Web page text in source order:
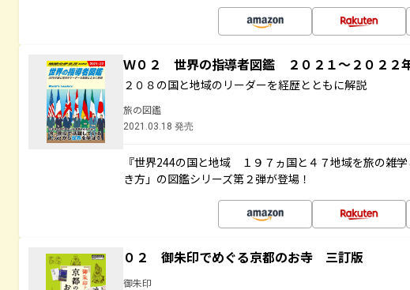
Ｗ０２ 世界の指導者図鑑 ２０２１～２０２２
２０８の国と地域のリーダーを経歴とともに解説
旅の図鑑
2021.03.18 発売
『世界244の国と地域 １９７ヵ国と４７地域を旅の雑
き方」の図鑑シリーズ第２弾が登場！
０２ 御朱印でめぐる京都のお寺 三訂版
御朱印